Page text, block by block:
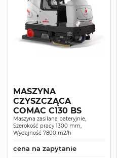
MASZYNA
CZYSZCZĄCA
COMAC C130 BS
Maszyna zasilana bateryjnie,
Szerokość pracy 1300 mm,
Wydajność 7800 m2/h
cena na zapytanie